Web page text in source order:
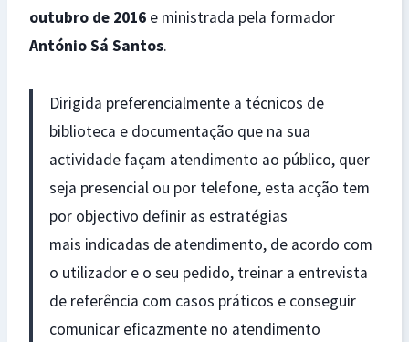
outubro de 2016 e ministrada pela formador
António Sá Santos.
Dirigida preferencialmente a técnicos de
biblioteca e documentação que na sua
actividade façam atendimento ao público, quer
seja presencial ou por telefone, esta acção tem
por objectivo definir as estratégias
mais indicadas de atendimento, de acordo com
o utilizador e o seu pedido, treinar a entrevista
de referência com casos práticos e conseguir
comunicar eficazmente no atendimento